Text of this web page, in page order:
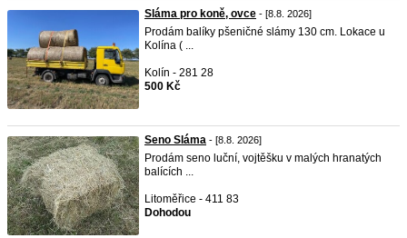
Sláma pro koně, ovce - [8.8. 2026]
Prodám balíky pšeničné slámy 130 cm. Lokace u
Kolína ( ...
Kolín - 281 28
500 Kč
Seno Sláma - [8.8. 2026]
Prodám seno luční, vojtěšku v malých hranatých
balících ...
Litoměřice - 411 83
Dohodou